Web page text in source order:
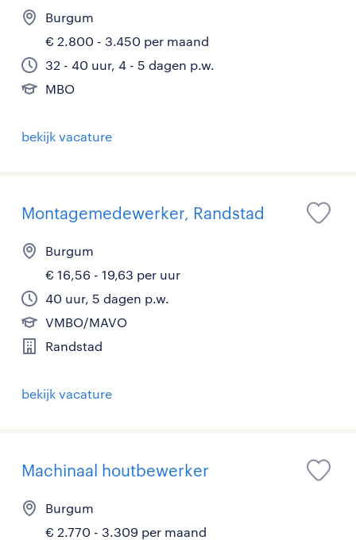
Burgum
€ 2.800 - 3.450 per maand
32 - 40 uur, 4 - 5 dagen p.w.
MBO
bekijk vacature
Montagemedewerker, Randstad
Burgum
€ 16,56 - 19,63 per uur
40 uur, 5 dagen p.w.
VMBO/MAVO
Randstad
bekijk vacature
Machinaal houtbewerker
Burgum
€ 2.770 - 3.309 per maand